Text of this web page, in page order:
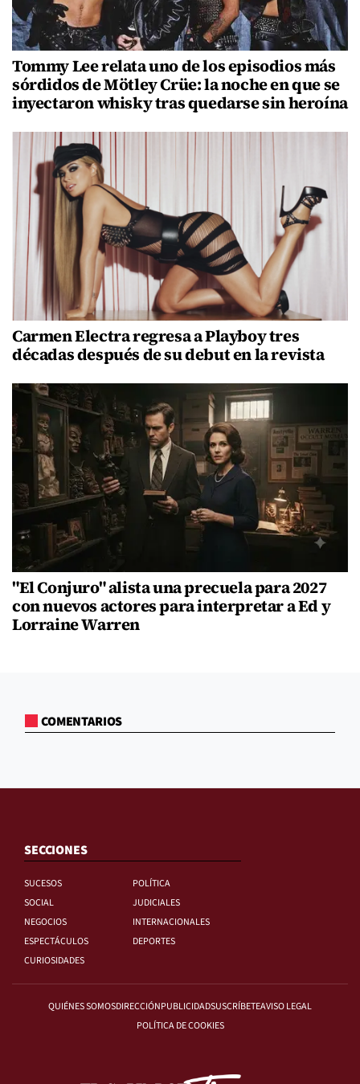
Tommy Lee relata uno de los episodios más
sórdidos de Mötley Crüe: la noche en que se
inyectaron whisky tras quedarse sin heroína
Carmen Electra regresa a Playboy tres
décadas después de su debut en la revista
"El Conjuro" alista una precuela para 2027
con nuevos actores para interpretar a Ed y
Lorraine Warren
COMENTARIOS
SECCIONES
SUCESOS
POLÍTICA
SOCIAL
JUDICIALES
NEGOCIOS
INTERNACIONALES
ESPECTÁCULOS
DEPORTES
CURIOSIDADES
QUIÉNES SOMOSDIRECCIÓNPUBLICIDADSUSCRÍBETEAVISO LEGAL
POLÍTICA DE COOKIES